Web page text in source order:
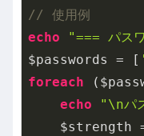
// 使用例
echo
"=== パス
$passwords = [
foreach
echo
"\nパ
$strength